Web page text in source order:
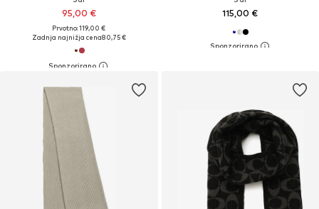
95,00 €
Prvotno: 119,00 €
Zadnja najnižja cena80,75 €
115,00 €